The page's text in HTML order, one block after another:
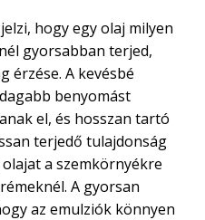
hogy egy olaj milyen
gyorsabban terjed,
érzése. A kevésbé
benyomást
el, és hosszan tartó
terjedő tulajdonság
a szemkörnyékre
A gyorsan
az emulziók könnyen